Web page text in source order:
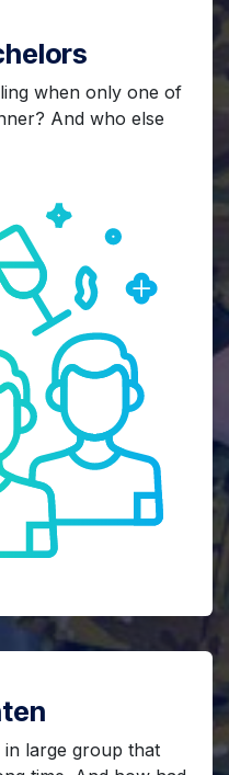
when only one of
And who else
large group that